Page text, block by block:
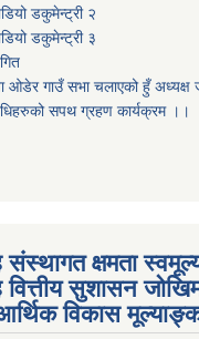
डकुमेन्ट्री २
डकुमेन्ट्री ३
ओडेर गाउँ सभा चलाएको हुँ अध्यक्ष
सपथ ग्रहण कार्यक्रम ।।
संस्थागत क्षमता
वित्तीय सुशासन
विकास